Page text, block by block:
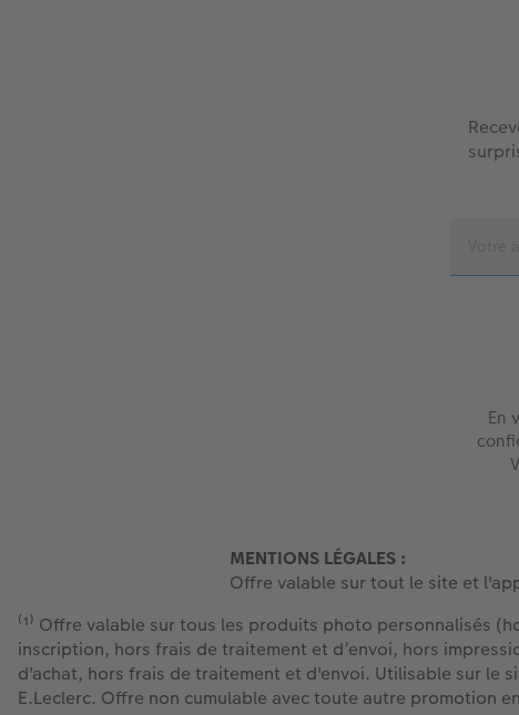
En
MENTIONS LÉGALES :
Offre valable sur tout le site et
⁽¹⁾ Offre valable sur tous les produits photo personnalisés
inscription, hors frais de traitement et d’envoi, hors
d'achat, hors frais de traitement et d'envoi. Utilisable sur le
E.Leclerc. Offre non cumulable avec toute autre promotion